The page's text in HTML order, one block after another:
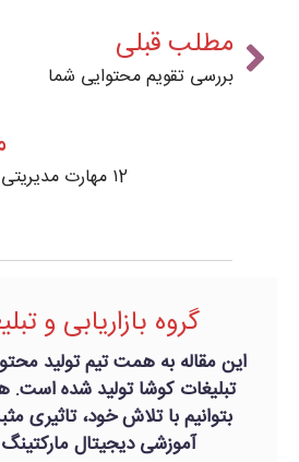
مطلب قبلی
بررسی تقویم محتوایی شما
۱2 مهارت مدیریتی لازم برای هر مدیر
گروه بازاریابی و
این مقاله به همت تیم تولید
تبلیغات کوشا تولید شده است.
بتوانیم با تلاش خود، تاثیری
آموزشی دیجیتال